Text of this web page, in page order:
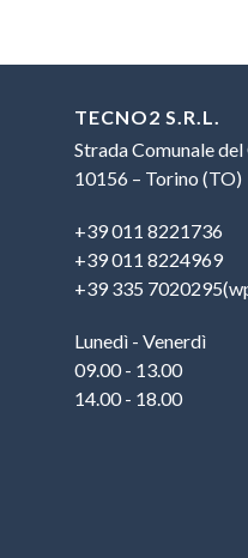
TECNO2 S.R.L.
Strada Comunale
10156 – Torino (TO)
+39 011 8221736
+39 011 8224969
+39 335
Lunedì - Venerdì
09.00 - 13.00
14.00 - 18.00